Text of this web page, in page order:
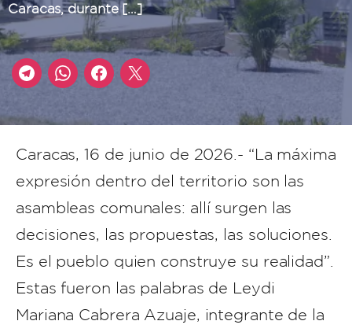
Caracas, durante […]
Caracas, 16 de junio de 2026.- “La máxima
expresión dentro del territorio son las
asambleas comunales: allí surgen las
decisiones, las propuestas, las soluciones.
Es el pueblo quien construye su realidad”.
Estas fueron las palabras de Leydi
Mariana Cabrera Azuaje, integrante de la